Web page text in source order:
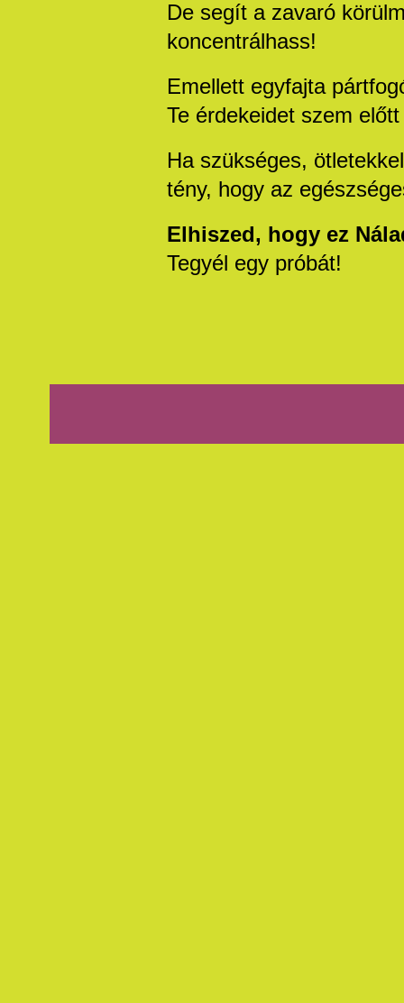
De segít a zavaró
koncentrálhass!
Emellett egyfajta
Te érdekeidet szem
Ha szükséges,
tény, hogy az
Elhiszed, hogy ez
Tegyél egy próbát!